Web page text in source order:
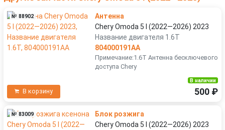
№ 88902
Антенна
Chery Omoda 5 I (2022—2026) 2023
Название двигателя 1.6T
804000191AA
Примечание:1.6T Антенна бесключевого
доступа Chery
В корзину
В наличии
500 ₽
№ 83009
Блок розжига
Chery Omoda 5 I (2022—2026) 2023